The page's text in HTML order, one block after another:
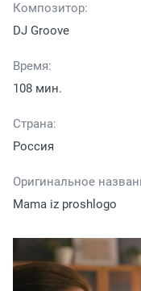
Композитор:
DJ Groove
Время:
108 мин.
Страна:
Россия
Оригинальное
Mama iz proshlogo